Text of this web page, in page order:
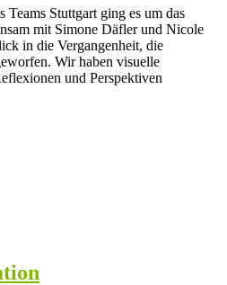
Stuttgart ging es um das
mit Simone Däfler und Nicole
in die Vergangenheit, die
Wir haben visuelle
und Perspektiven